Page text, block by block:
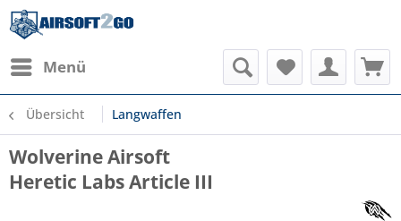
Menü
Übersicht Langwaffen
Wolverine Airsoft
Heretic Labs Article III